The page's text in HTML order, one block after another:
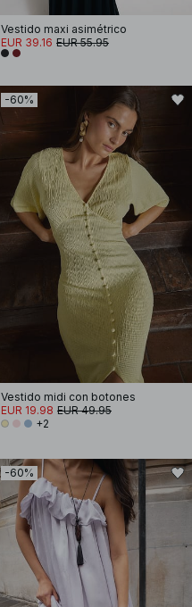
Vestido maxi asimétrico
EUR 39.16 EUR 55.95
-60%
Vestido midi con botones
EUR 19.98 EUR 49.95
+2
-60%